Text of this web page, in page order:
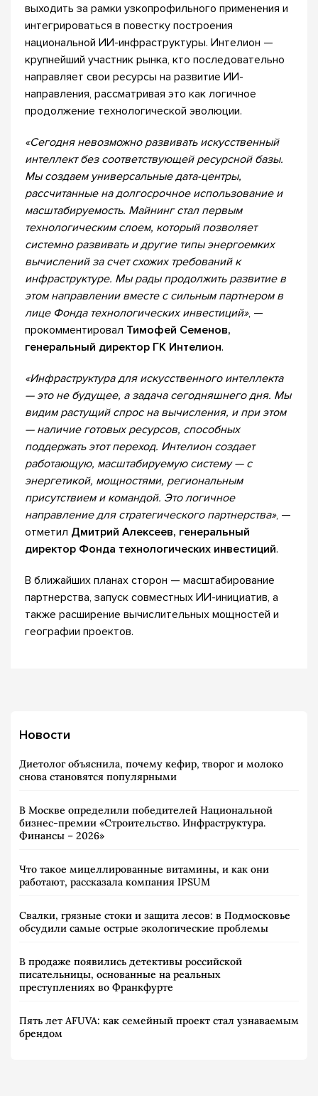
выходить за рамки узкопрофильного применения и
интегрироваться в повестку построения
национальной ИИ-инфраструктуры. Интелион —
крупнейший участник рынка, кто последовательно
направляет свои ресурсы на развитие ИИ-
направления, рассматривая это как логичное
продолжение технологической эволюции.
«Сегодня невозможно развивать искусственный
интеллект без соответствующей ресурсной базы.
Мы создаем универсальные дата-центры,
рассчитанные на долгосрочное использование и
масштабируемость. Майнинг стал первым
технологическим слоем, который позволяет
системно развивать и другие типы энергоемких
вычислений за счет схожих требований к
инфраструктуре. Мы рады продолжить развитие в
этом направлении вместе с сильным партнером в
лице Фонда технологических инвестиций», —
прокомментировал Тимофей Семенов,
генеральный директор ГК Интелион.
«Инфраструктура для искусственного интеллекта
— это не будущее, а задача сегодняшнего дня. Мы
видим растущий спрос на вычисления, и при этом
— наличие готовых ресурсов, способных
поддержать этот переход. Интелион создает
работающую, масштабируемую систему — с
энергетикой, мощностями, региональным
присутствием и командой. Это логичное
направление для стратегического партнерства», —
отметил Дмитрий Алексеев, генеральный
директор Фонда технологических инвестиций.
В ближайших планах сторон — масштабирование
партнерства, запуск совместных ИИ-инициатив, а
также расширение вычислительных мощностей и
географии проектов.
Новости
Диетолог объяснила, почему кефир, творог и молоко
снова становятся популярными
В Москве определили победителей Национальной
бизнес-премии «Строительство. Инфраструктура.
Финансы – 2026»
Что такое мицеллированные витамины, и как они
работают, рассказала компания IPSUM
Свалки, грязные стоки и защита лесов: в Подмосковье
обсудили самые острые экологические проблемы
В продаже появились детективы российской
писательницы, основанные на реальных
преступлениях во Франкфурте
Пять лет AFUVA: как семейный проект стал узнаваемым
брендом